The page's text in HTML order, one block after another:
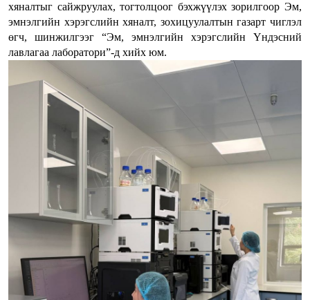
хяналтыг сайжруулах, тогтолцоог бэхжүүлэх зорилгоор Эм,
эмнэлгийн хэрэгслийн хяналт, зохицуулалтын газарт чиглэл
өгч, шинжилгээг “Эм, эмнэлгийн хэрэгслийн Үндэсний
лавлагаа лаборатори”-д хийх юм.